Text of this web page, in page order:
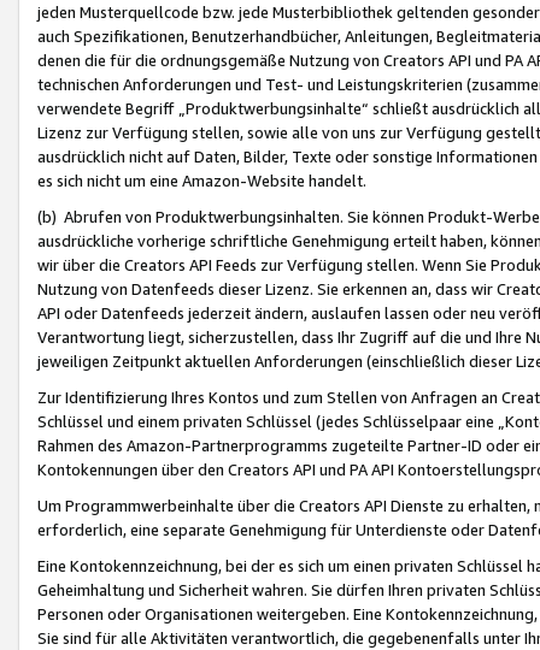
jeden Musterquellcode bzw. jede Musterbibliothek geltenden
auch Spezifikationen, Benutzerhandbücher, Anleitungen,
denen die für die ordnungsgemäße Nutzung von Creators API und PA
technischen Anforderungen und Test- und Leistungskriterien
verwendete Begriff „Produktwerbungsinhalte“ schließt ausdrücklich
Lizenz zur Verfügung stellen, sowie alle von uns zur Verfügung
ausdrücklich nicht auf Daten, Bilder, Texte oder sonstige
es sich nicht um eine Amazon-Website handelt.
(b) Abrufen von Produktwerbungsinhalten. Sie können Produkt-
ausdrückliche vorherige schriftliche Genehmigung erteilt haben,
wir über die Creators API Feeds zur Verfügung stellen. Wenn Sie
Nutzung von Datenfeeds dieser Lizenz. Sie erkennen an, dass wir
API oder Datenfeeds jederzeit ändern, auslaufen lassen oder neu
Verantwortung liegt, sicherzustellen, dass Ihr Zugriff auf die und Ihre
jeweiligen Zeitpunkt aktuellen Anforderungen (einschließlich dieser
Zur Identifizierung Ihres Kontos und zum Stellen von Anfragen an
Schlüssel und einem privaten Schlüssel (jedes Schlüsselpaar eine
Rahmen des Amazon-Partnerprogramms zugeteilte Partner-ID oder
Kontokennungen über den Creators API und PA API
Um Programmwerbeinhalte über die Creators API Dienste zu
erforderlich, eine separate Genehmigung für Unterdienste oder
Eine Kontokennzeichnung, bei der es sich um einen privaten
Geheimhaltung und Sicherheit wahren. Sie dürfen Ihren privaten
Personen oder Organisationen weitergeben. Eine
Sie sind für alle Aktivitäten verantwortlich, die gegebenenfalls unter